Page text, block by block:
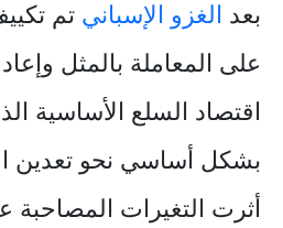
بعد الغزو الإسباني تم
على المعاملة بالمثل
اقتصاد السلع الأساسية
بشكل أساسي نحو تعدين
أثرت التغيرات